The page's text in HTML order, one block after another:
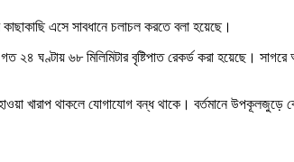
এসে সাবধানে চলাচল করতে বলা হয়েছে।
ঘণ্টায় ৬৮ মিলিমিটার বৃষ্টিপাত রেকর্ড করা হয়েছে।
খারাপ থাকলে যোগাযোগ বন্ধ থাকে। বর্তমানে